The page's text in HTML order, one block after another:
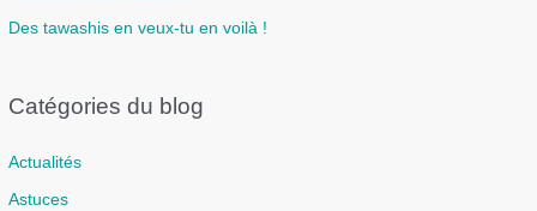
Des tawashis en veux-tu en voilà !
Catégories du blog
Actualités
Astuces